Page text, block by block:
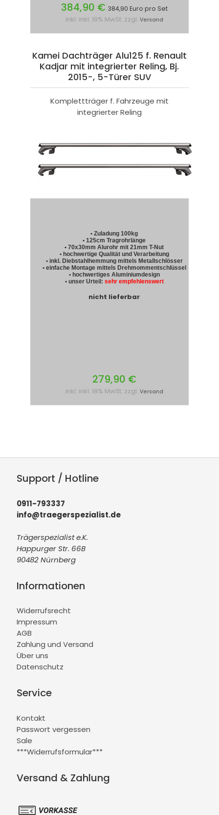
384,90 € 384,90 Euro pro Set
inkl. inkl. 19% MwSt. zzgl. Versand
Kamei Dachträger Alu125 f. Renault
Kadjar mit integrierter Reling, Bj.
2015-, 5-Türer SUV
Komplettträger f. Fahrzeuge mit
integrierter Reling
• Zuladung 100kg
• 125cm Tragrohrlänge
• 70x30mm Alurohr mit 21mm T-Nut
• hochwertige Qualität und Verarbeitung
• inkl. Diebstahlhemmung mittels Metallschlösser
• einfache Montage mittels Drehmommentschlüssel
• hochwertiges Aluminiumdesign
• unser Urteil: sehr empfehlenswert
nicht lieferbar
279,90 €
inkl. inkl. 19% MwSt. zzgl. Versand
Support / Hotline
0911-793337
info@traegerspezialist.de
Trägerspezialist e.K.
Happurger Str. 66B
90482 Nürnberg
Informationen
Widerrufsrecht
Impressum
AGB
Zahlung und Versand
Über uns
Datenschutz
Service
Kontakt
Passwort vergessen
Sale
***Widerrufsformular***
Versand & Zahlung